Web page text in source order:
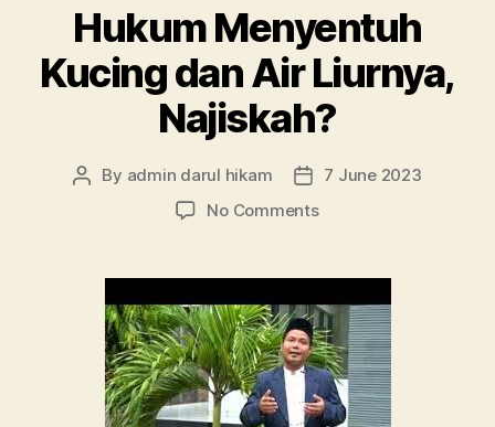
Hukum Menyentuh
Kucing dan Air Liurnya,
Najiskah?
Post
By admin darul hikam
Post
date
7 June 2023
No Commentson
Kucing
dan
Air
Liurnya,
Najiskah?